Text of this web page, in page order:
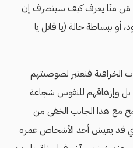
مَن منّا يعرف كيف سيتصرف إن
أو ببساطة حالة (يا قاتل يا
الخرافية فنعتبر لصوصيتهم
بل وإزهاقهم للنفوس شجاعة
مع هذا الجانب الخفي من
قد يعيش أحد الأشخاص عمره